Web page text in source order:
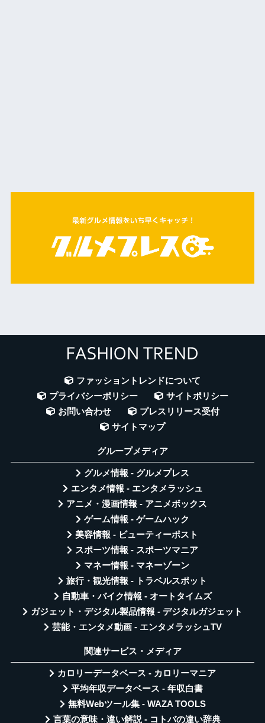
ファッショントレンドについて
プライバシーポリシー
サイトポリシー
お問い合わせ
プレスリリース受付
サイトマップ
グループメディア
グルメ情報 - グルメプレス
エンタメ情報 - エンタメラッシュ
アニメ・漫画情報 - アニメボックス
ゲーム情報 - ゲームハック
美容情報 - ビューティーポスト
スポーツ情報 - スポーツマニア
マネー情報 - マネーゾーン
旅行・観光情報 - トラベルスポット
自動車・バイク情報 - オートタイムズ
ガジェット・デジタル製品情報 - デジタルガジェット
芸能・エンタメ動画 - エンタメラッシュTV
関連サービス・メディア
カロリーデータベース - カロリーマニア
平均年収データベース - 年収白書
無料Webツール集 - WAZA TOOLS
言葉の意味・違い解説 - コトバの違い辞典